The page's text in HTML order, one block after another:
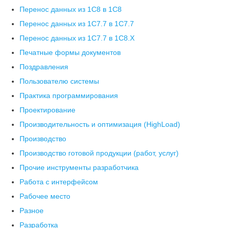
Перенос данных из 1C8 в 1C8
Перенос данных из 1С7.7 в 1C7.7
Перенос данных из 1С7.7 в 1C8.X
Печатные формы документов
Поздравления
Пользователю системы
Практика программирования
Проектирование
Производительность и оптимизация (HighLoad)
Производство
Производство готовой продукции (работ, услуг)
Прочие инструменты разработчика
Работа с интерфейсом
Рабочее место
Разное
Разработка